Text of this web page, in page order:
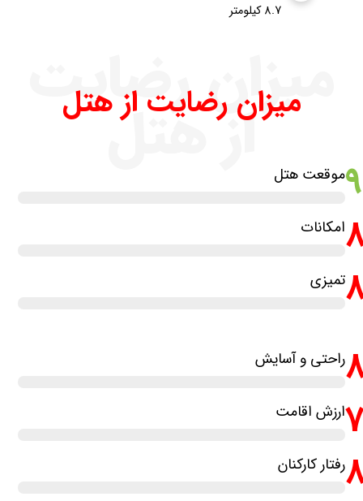
8.7 کیلومتر
میزان رضایت
از هتل
میزان رضایت از هتل
موقعت هتل
امکانات
تمیزی
راحتی و آسایش
ارزش اقامت
رفتار کارکنان